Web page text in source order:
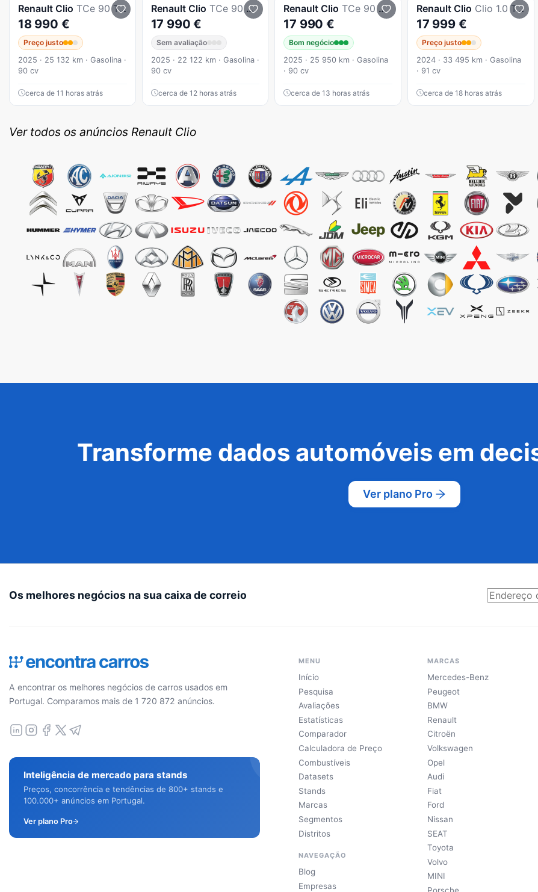
Renault Clio TCe 90 Techno
18 990 €
Preço justo
2025 · 25 132 km · Gasolina ·
90 cv
cerca de 11 horas atrás
Renault Clio TCe 90 Evolution
17 990 €
Sem avaliação
2025 · 22 122 km · Gasolina ·
90 cv
cerca de 12 horas atrás
Renault Clio TCe 90 Evolution
17 990 €
Bom negócio
2025 · 25 950 km · Gasolina
· 90 cv
cerca de 13 horas atrás
Renault Clio Clio 1.0 Tce Techno
17 999 €
Preço justo
2024 · 33 495 km · Gasolina
· 91 cv
cerca de 18 horas atrás
Ver todos os anúncios Renault Clio
Transforme dados automóveis em
Ver plano Pro
Os melhores negócios na sua caixa de correio
A encontrar os melhores negócios de carros usados em
Portugal. Comparamos mais de 1 720 872 anúncios.
Inteligência de mercado para stands
Preços, concorrência e tendências de 800+ stands e
100.000+ anúncios em Portugal.
Ver plano Pro
MENU
Início
Pesquisa
Avaliações
Estatísticas
Comparador
Calculadora de Preço
Combustíveis
Datasets
Stands
Marcas
Segmentos
Distritos
NAVEGAÇÃO
Blog
Empresas
MARCAS
Mercedes-Benz
Peugeot
BMW
Renault
Citroën
Volkswagen
Opel
Audi
Fiat
Ford
Nissan
SEAT
Toyota
Volvo
MINI